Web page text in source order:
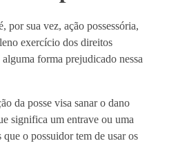
por sua vez, ação possessória,
exercício dos direitos
forma prejudicado nessa
da posse visa sanar o dano
significa um entrave ou uma
o possuidor tem de usar os